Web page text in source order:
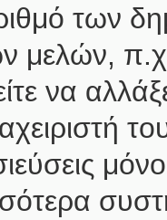
των
μελών,
να